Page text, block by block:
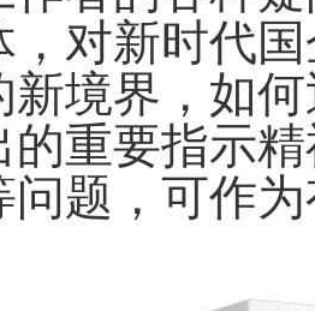
，对新时代
新境界，如
的重要指示
问题，可作